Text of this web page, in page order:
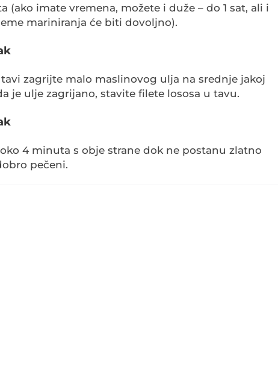
(ako imate vremena, možete i duže – do 1 sat, ali i
mariniranja će biti dovoljno).
zagrijte malo maslinovog ulja na srednje jakoj
je ulje zagrijano, stavite filete lososa u tavu.
4 minuta s obje strane dok ne postanu zlatno
pečeni.